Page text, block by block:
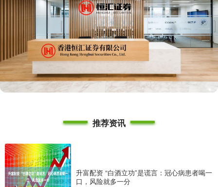
推荐资讯
升富配资 “白酒立功”是谎言：冠心病患者喝一
口，风险就多一分